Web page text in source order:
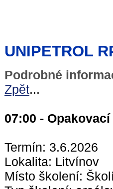
UNIPETROL
Podrobné
Zpět...
07:00 -
Termín: 3.6.2026
Lokalita: Litvínov
Místo školení: